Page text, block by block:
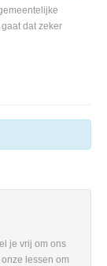
dat zeker
je vrij om ons
lessen om